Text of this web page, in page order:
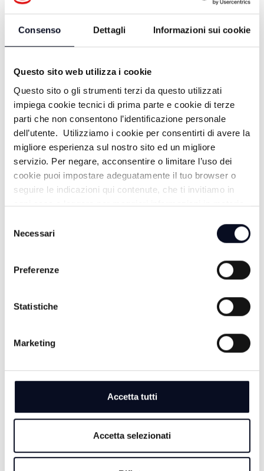
Consenso Dettagli Informazioni sui cookie
Questo sito web utilizza i cookie
Questo sito o gli strumenti terzi da questo utilizzati
impiega cookie tecnici di prima parte e cookie di terze
parti che non consentono l’identificazione personale
dell’utente. Utilizziamo i cookie per consentirti di avere la
migliore esperienza sul nostro sito ed un migliore
servizio. Per negare, acconsentire o limitare l’uso dei
cookie puoi impostare adeguatamente il tuo browser o
seguire le indicazioni qui contenute, che ti invitiamo in
ogni caso a leggere per maggiori informazioni in materia
delNecessari
Preferenze
Statistiche
Marketing
Accetta tutti
Accetta selezionati
ALTRE NOTIZIE
CESENA: Trevi, utile in crescita nel primo semestre,
VOLLEY: Volley Club Cesena, arriva la schiacciatrice
Francesca Folli
RIMINI: Italian Exhibition Group, primo semestre,